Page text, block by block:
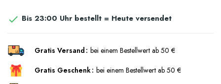
 Bis 23:00 Uhr bestellt = Heute versendet
Gratis Versand bei einem Bestellwert ab 50 €
Gratis Geschenk bei einem Bestellwert ab 50 €